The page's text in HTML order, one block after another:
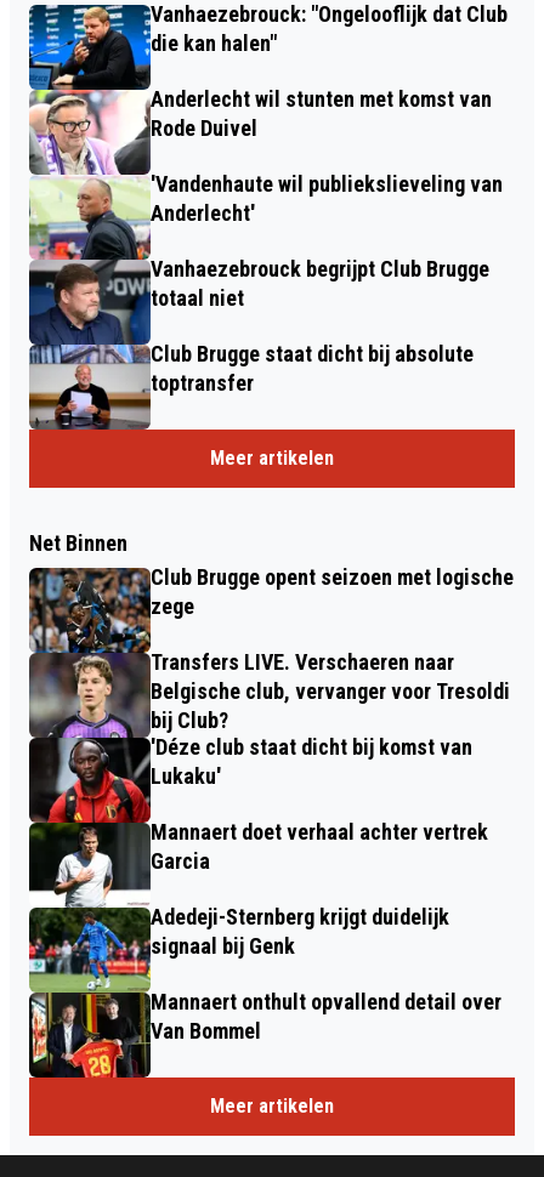
Vanhaezebrouck: "Ongelooflijk dat Club
die kan halen"
Anderlecht wil stunten met komst van
Rode Duivel
'Vandenhaute wil publiekslieveling van
Anderlecht'
Vanhaezebrouck begrijpt Club Brugge
totaal niet
Club Brugge staat dicht bij absolute
toptransfer
Meer artikelen
Net Binnen
Club Brugge opent seizoen met logische
zege
Transfers LIVE. Verschaeren naar
Belgische club, vervanger voor Tresoldi
bij Club?
'Déze club staat dicht bij komst van
Lukaku'
Mannaert doet verhaal achter vertrek
Garcia
Adedeji-Sternberg krijgt duidelijk
signaal bij Genk
Mannaert onthult opvallend detail over
Van Bommel
Meer artikelen